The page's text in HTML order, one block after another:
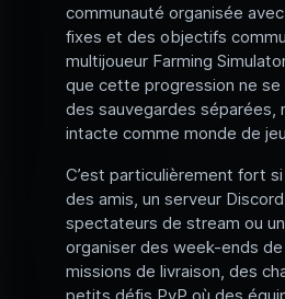
communauté organisée
fixes et des objectifs
multijoueur Farming
que cette progression ne se
des sauvegardes séparées,
intacte comme monde de
C’est particulièrement fort
des amis, un serveur
spectateurs de stream ou
organiser des week-ends
missions de livraison, des
petits défis PvP où des